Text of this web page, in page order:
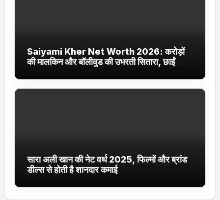
Saiyami Kher Net Worth 2026: करोड़ों
की मालकिन और बॉलीवुड की उभरती सितारा, छाईं
सारा अली खान की नेट वर्थ 2025, फिल्मों और ब्रांड
डील्स से होती है शानदार कमाई